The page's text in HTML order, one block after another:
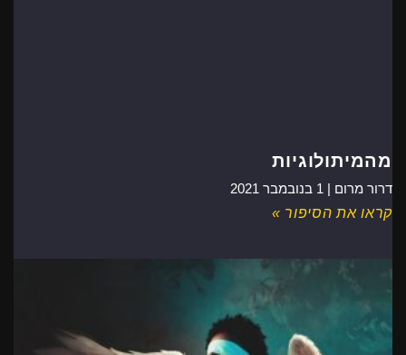
מהמיתולוגיות
דרור מרום | 1 בנובמבר 2021
קראו את הסיפור »